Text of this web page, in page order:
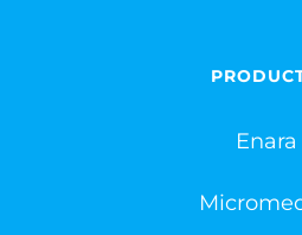
Enara